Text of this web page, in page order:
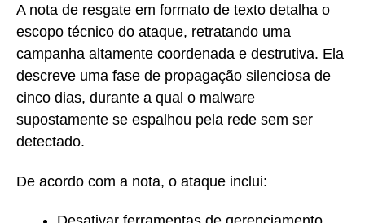
A nota de resgate em formato de texto detalha o
escopo técnico do ataque, retratando uma
campanha altamente coordenada e destrutiva. Ela
descreve uma fase de propagação silenciosa de
cinco dias, durante a qual o malware
supostamente se espalhou pela rede sem ser
detectado.
De acordo com a nota, o ataque inclui: